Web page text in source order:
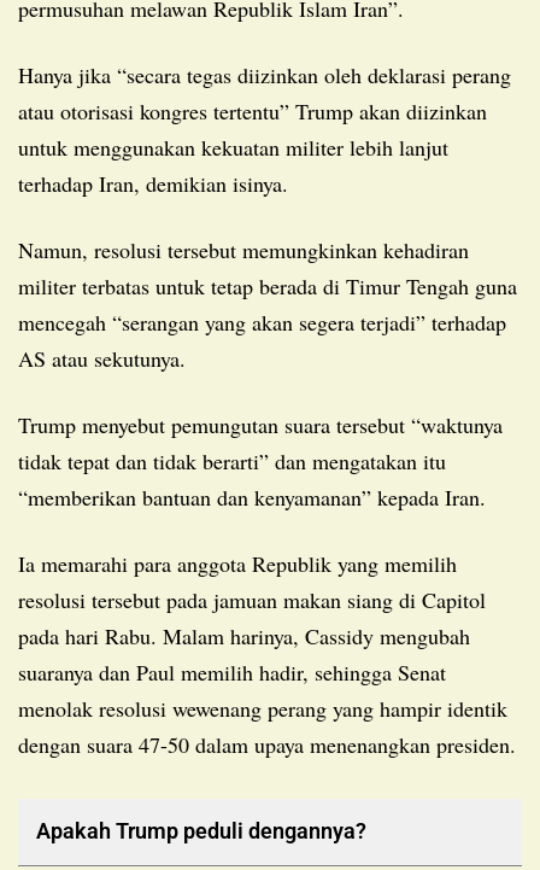
permusuhan melawan Republik Islam Iran”.
Hanya jika “secara tegas diizinkan oleh deklarasi perang
atau otorisasi kongres tertentu” Trump akan diizinkan
untuk menggunakan kekuatan militer lebih lanjut
terhadap Iran, demikian isinya.
Namun, resolusi tersebut memungkinkan kehadiran
militer terbatas untuk tetap berada di Timur Tengah guna
mencegah “serangan yang akan segera terjadi” terhadap
AS atau sekutunya.
Trump menyebut pemungutan suara tersebut “waktunya
tidak tepat dan tidak berarti” dan mengatakan itu
“memberikan bantuan dan kenyamanan” kepada Iran.
Ia memarahi para anggota Republik yang memilih
resolusi tersebut pada jamuan makan siang di Capitol
pada hari Rabu. Malam harinya, Cassidy mengubah
suaranya dan Paul memilih hadir, sehingga Senat
menolak resolusi wewenang perang yang hampir identik
dengan suara 47-50 dalam upaya menenangkan presiden.
Apakah Trump peduli dengannya?